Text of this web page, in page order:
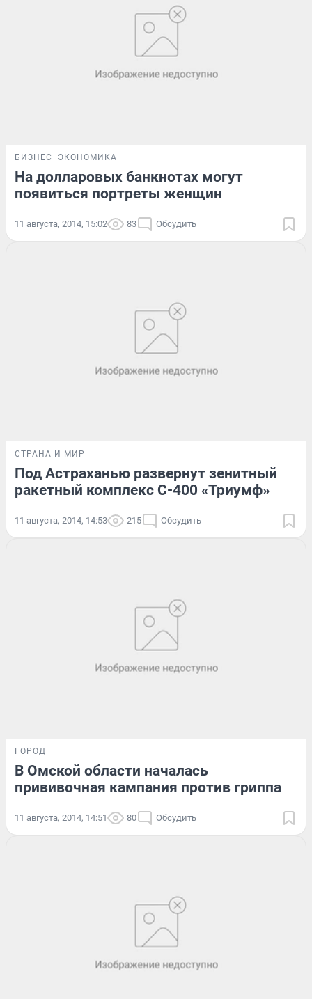
БИЗНЕС ЭКОНОМИКА
На долларовых банкнотах могут
появиться портреты женщин
11 августа, 2014, 15:02 83 Обсудить
СТРАНА И МИР
Под Астраханью развернут зенитный
ракетный комплекс С-400 «Триумф»
11 августа, 2014, 14:53 215 Обсудить
ГОРОД
В Омской области началась
прививочная кампания против гриппа
11 августа, 2014, 14:51 80 Обсудить